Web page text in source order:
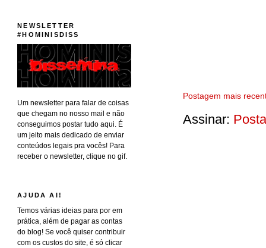
Postagem mais
Assinar:
NEWSLETTER
#HOMINISDISS
Um newsletter para falar de coisas
que chegam no nosso mail e não
conseguimos postar tudo aqui. É
um jeito mais dedicado de enviar
conteúdos legais pra vocês! Para
receber o newsletter, clique no gif.
AJUDA AI!
Temos várias ideias para por em
prática, além de pagar as contas
do blog! Se você quiser contribuir
com os custos do site, é só clicar